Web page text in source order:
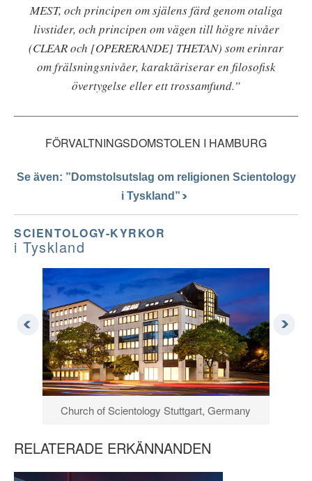
MEST, och principen om själens färd genom otaliga
livstider, och principen om vägen till högre nivåer
(CLEAR och [OPERERANDE] THETAN) som erinrar
om frälsningsnivåer, karaktäriserar en filosofisk
övertygelse eller ett trossamfund.”
FÖRVALTNINGSDOMSTOLEN I HAMBURG
Se även: ”Domstolsutslag om religionen Scientology
i Tyskland”
SCIENTOLOGY-KYRKOR
i Tyskland
Church of Scientology Stuttgart, Germany
RELATERADE ERKÄNNANDEN